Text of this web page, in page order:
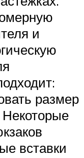
и
размер
вставки